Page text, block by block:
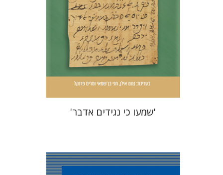
הנחת אתר ספר מודפס
$57
$51
'שמעו כי נגידים אדבר'